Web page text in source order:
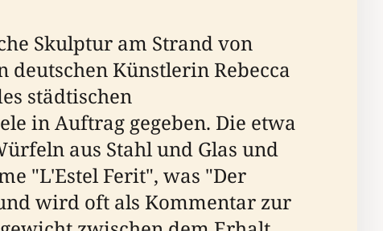
Skulptur am Strand von
Künstlerin Rebecca
städtischen
in Auftrag gegeben. Die etwa
aus Stahl und Glas und
"L'Estel Ferit", was "Der
wird oft als Kommentar zur